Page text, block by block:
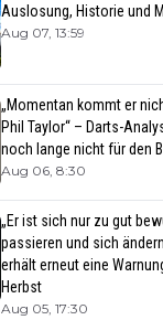
Auslosung, Historie und
Aug 07, 13:59
„Momentan kommt er
Phil Taylor“ – Darts-
noch lange nicht für den
Aug 06, 8:30
„Er ist sich nur zu gut
passieren und sich
erhält erneut eine
Herbst
Aug 05, 17:30